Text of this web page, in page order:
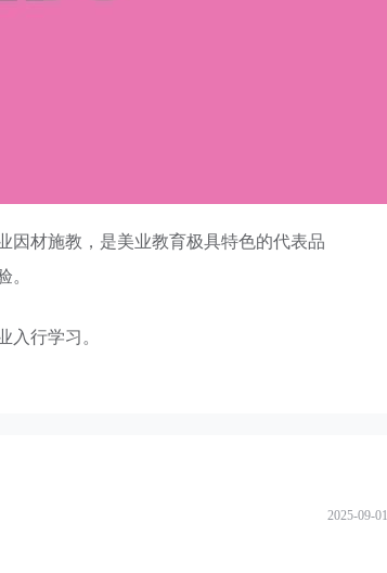
因材施教，是美业教育极具特色的代表品
。
入行学习。
2025-09-01